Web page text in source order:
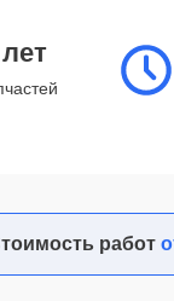
работ